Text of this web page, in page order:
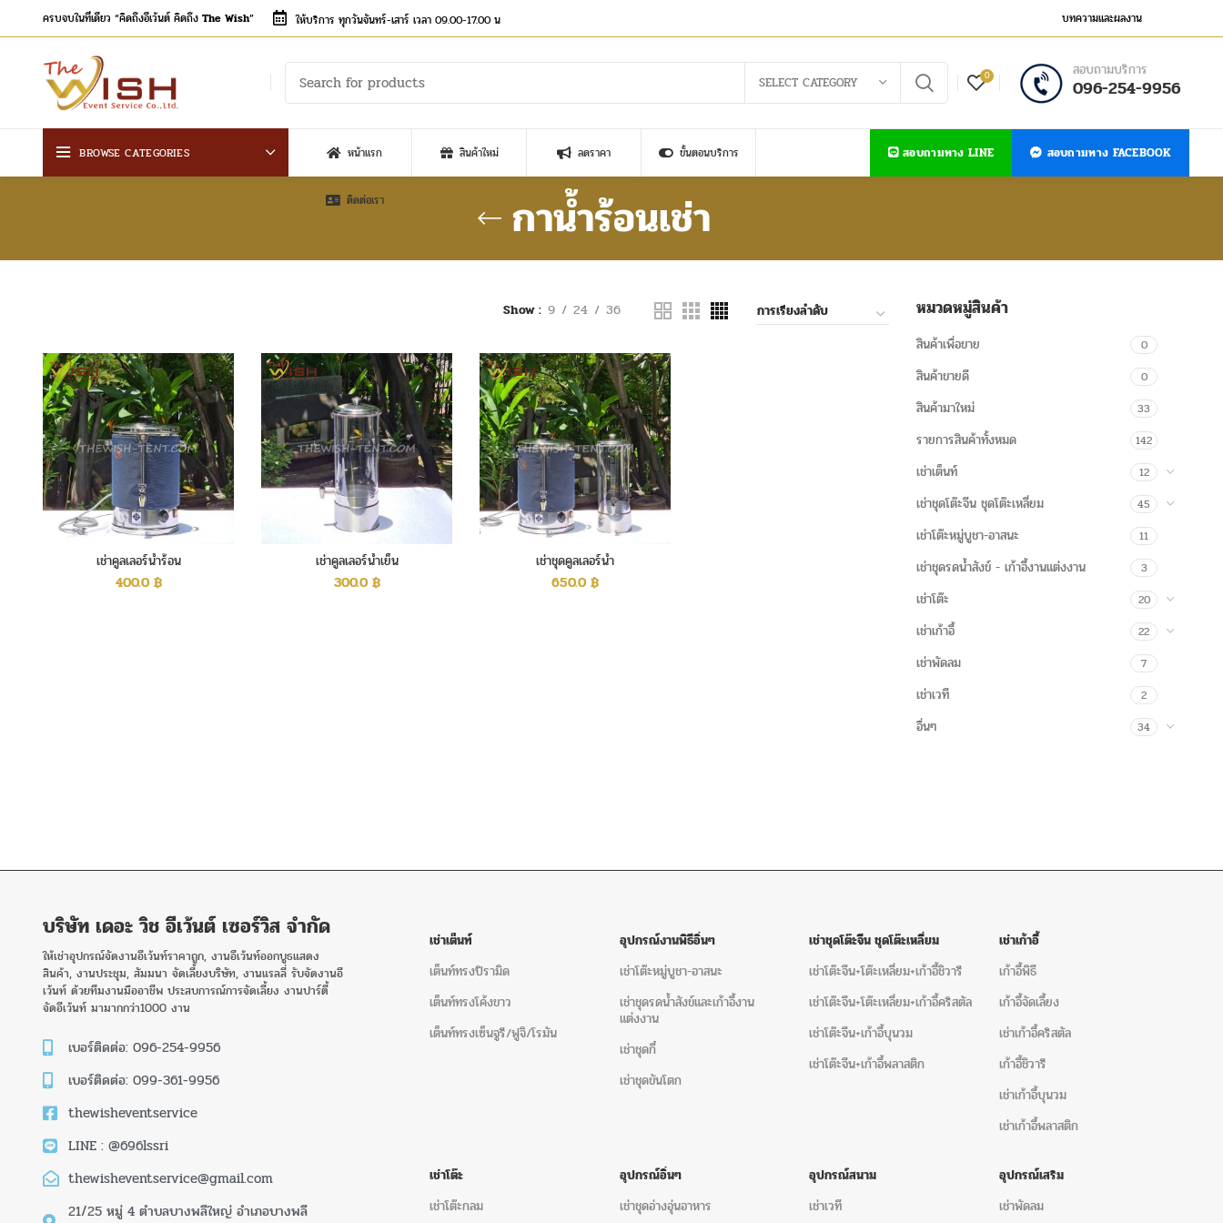
ครบจบในที่เดียว “คิดถึงอีเว้นต์ คิดถึง The Wish” ให้บริการ ทุกวันจันทร์-เสาร์ เวลา 09.00-17.00 น บทความและผลงาน
SELECT CATEGORY 0 สอบถามบริการ
096-254-9956
BROWSE CATEGORIES หน้าแรก สินค้าใหม่ ลดราคา ขั้นตอนบริการ
ติดต่อเรา
สอบถามทาง LINE สอบถามทาง FACEBOOK
กาน้ำร้อนเช่า
หมวดหมู่สินค้า
สินค้าเพื่อขาย 0
สินค้าขายดี 0
สินค้ามาใหม่ 33
รายการสินค้าทั้งหมด 142
เช่าเต็นท์ 12
เช่าชุดโต๊ะจีน ชุดโต๊ะเหลี่ยม 45
เช่าโต๊ะหมู่บูชา-อาสนะ 11
เช่าชุดรดน้ำสังข์ - เก้าอี้งานแต่งงาน 3
เช่าโต๊ะ 20
เช่าเก้าอี้ 22
เช่าพัดลม 7
เช่าเวที 2
อื่นๆ 34
Show 9 24 36
เช่าคูลเลอร์น้ำร้อน
400.0 ฿
เช่าคูลเลอร์น้ำเย็น
300.0 ฿
เช่าชุดคูลเลอร์น้ำ
650.0 ฿
บริษัท เดอะ วิช อีเว้นต์ เซอร์วิส จำกัด
ให้เช่าอุปกรณ์จัดงานอีเว้นท์ราคาถูก, งานอีเว้นท์ออกบูธแสดง
สินค้า, งานประชุม, สัมมนา จัดเลี้ยงบริษัท, งานแรลลี่ รับจัดงานอี
เว้นท์ ด้วยทีมงานมืออาชีพ ประสบการณ์การจัดเลี้ยง งานปาร์ตี้
จัดอีเว้นท์ มามากกว่า1000 งาน
เบอร์ติดต่อ: 096-254-9956
เบอร์ติดต่อ: 099-361-9956
thewisheventservice
LINE : @696lssri
thewisheventservice@gmail.com
21/25 หมู่ 4 ตำบลบางพลีใหญ่ อำเภอบางพลี
เช่าเต็นท์
เต็นท์ทรงปิรามิด
เต็นท์ทรงโค้งขาว
เต็นท์ทรงเซ็นจูรี/ฟูจิ/โรมัน
อุปกรณ์งานพิธีอิ่นๆ
เช่าโต๊ะหมู่บูชา-อาสนะ
เช่าชุดรดน้ำสังข์และเก้าอี้งาน
แต่งงาน
เช่าชุดกี๋
เช่าชุดขันโตก
เช่าชุดโต๊ะจีน ชุดโต๊ะเหลี่ยม
เช่าโต๊ะจีน+โต๊ะเหลี่ยม+เก้าอี้ชิวารี
เช่าโต๊ะจีน+โต๊ะเหลี่ยม+เก้าอี้คริสตัล
เช่าโต๊ะจีน+เก้าอี้บุนวม
เช่าโต๊ะจีน+เก้าอี้พลาสติก
เช่าเก้าอี้
เก้าอี้พิธี
เก้าอี้จัดเลี้ยง
เช่าเก้าอี้คริสตัล
เก้าอี้ชิวารี
เช่าเก้าอี้บุนวม
เช่าเก้าอี้พลาสติก
เช่าโต๊ะ
เช่าโต๊ะกลม
อุปกรณ์อิ่นๆ
เช่าชุดอ่างอุ่นอาหาร
อุปกรณ์สนาม
เช่าเวที
อุปกรณ์เสริม
เช่าพัดลม